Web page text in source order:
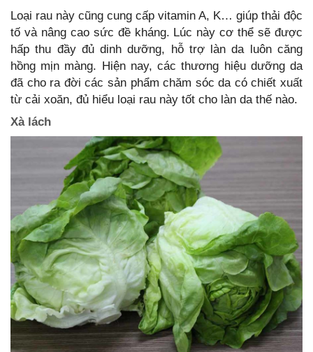
Loại rau này cũng cung cấp vitamin A, K… giúp thải độc
tố và nâng cao sức đề kháng. Lúc này cơ thể sẽ được
hấp thu đầy đủ dinh dưỡng, hỗ trợ làn da luôn căng
hồng mịn màng. Hiện nay, các thương hiệu dưỡng da
đã cho ra đời các sản phẩm chăm sóc da có chiết xuất
từ cải xoăn, đủ hiểu loại rau này tốt cho làn da thế nào.
Xà lách